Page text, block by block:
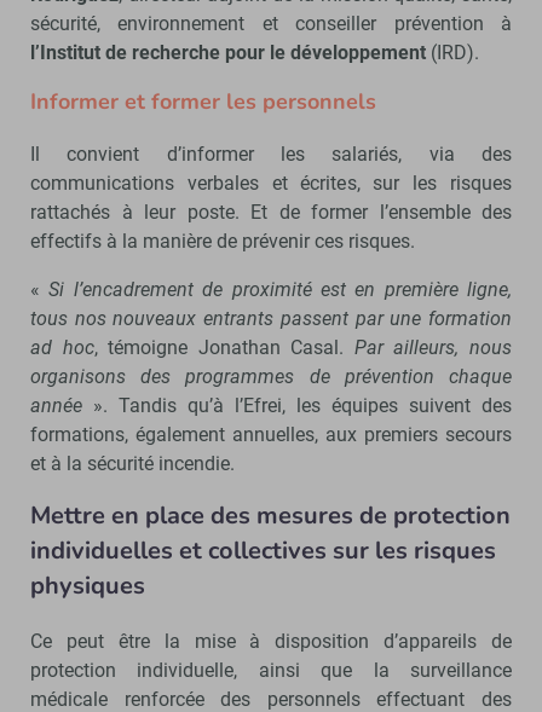
sécurité, environnement et conseiller prévention à
l’Institut de recherche pour le développement (IRD).
Informer et former les personnels
Il convient d’informer les salariés, via des
communications verbales et écrites, sur les risques
rattachés à leur poste. Et de former l’ensemble des
effectifs à la manière de prévenir ces risques.
«Si l’encadrement de proximité est en première ligne,
tous nos nouveaux entrants passent par une formation
ad hoc, témoigne Jonathan Casal. Par ailleurs, nous
organisons des programmes de prévention chaque
année ». Tandis qu’à l’Efrei, les équipes suivent des
formations, également annuelles, aux premiers secours
et à la sécurité incendie.
Mettre en place des mesures de protection
individuelles et collectives sur les risques
physiques
Ce peut être la mise à disposition d’appareils de
protection individuelle, ainsi que la surveillance
médicale renforcée des personnels effectuant des